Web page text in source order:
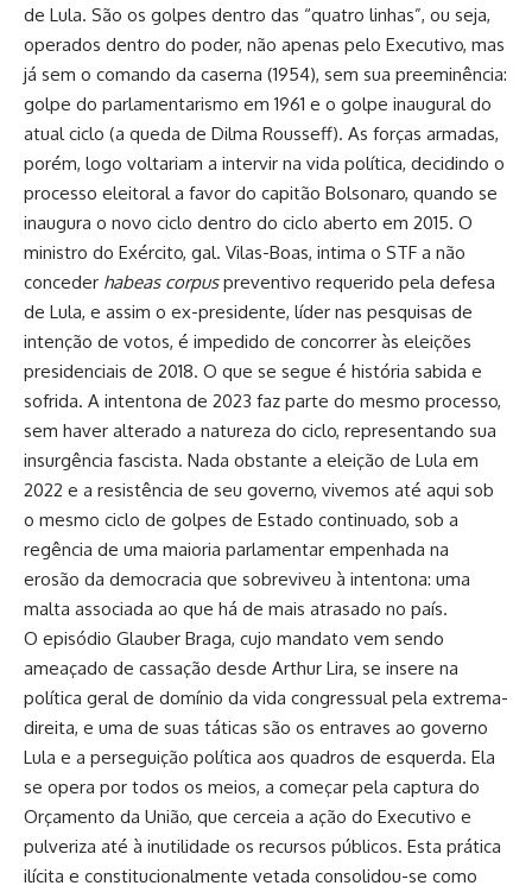
de Lula. São os golpes dentro das “quatro linhas”, ou seja,
operados dentro do poder, não apenas pelo Executivo, mas
já sem o comando da caserna (1954), sem sua preeminência:
golpe do parlamentarismo em 1961 e o golpe inaugural do
atual ciclo (a queda de Dilma Rousseff). As forças armadas,
porém, logo voltariam a intervir na vida política, decidindo o
processo eleitoral a favor do capitão Bolsonaro, quando se
inaugura o novo ciclo dentro do ciclo aberto em 2015. O
ministro do Exército, gal. Vilas-Boas, intima o STF a não
conceder habeas corpuspreventivo requerido pela defesa
de Lula, e assim o ex-presidente, líder nas pesquisas de
intenção de votos, é impedido de concorrer às eleições
presidenciais de 2018. O que se segue é história sabida e
sofrida. A intentona de 2023 faz parte do mesmo processo,
sem haver alterado a natureza do ciclo, representando sua
insurgência fascista. Nada obstante a eleição de Lula em
2022 e a resistência de seu governo, vivemos até aqui sob
o mesmo ciclo de golpes de Estado continuado, sob a
regência de uma maioria parlamentar empenhada na
erosão da democracia que sobreviveu à intentona: uma
malta associada ao que há de mais atrasado no país.
O episódio Glauber Braga, cujo mandato vem sendo
ameaçado de cassação desde Arthur Lira, se insere na
política geral de domínio da vida congressual pela extrema-
direita, e uma de suas táticas são os entraves ao governo
Lula e a perseguição política aos quadros de esquerda. Ela
se opera por todos os meios, a começar pela captura do
Orçamento da União, que cerceia a ação do Executivo e
pulveriza até à inutilidade os recursos públicos. Esta prática
ilícita e constitucionalmente vetada consolidou-se como